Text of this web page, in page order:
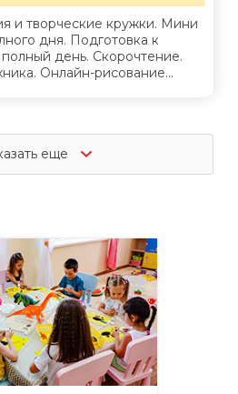
и творческие кружки. Мини
дня. Подготовка к
день. Скорочтение.
Онлайн-рисование...
еще